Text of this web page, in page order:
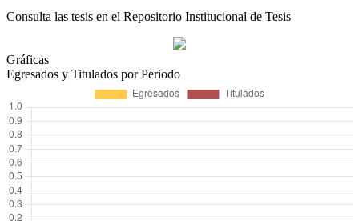
Consulta las tesis en el Repositorio Institucional de Tesis
Gráficas
Egresados y Titulados por Periodo